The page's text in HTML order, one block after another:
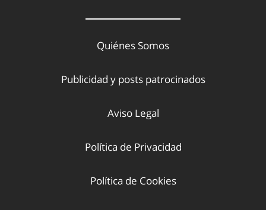
Quiénes Somos
Publicidad y posts patrocinados
Aviso Legal
Política de Privacidad
Política de Cookies